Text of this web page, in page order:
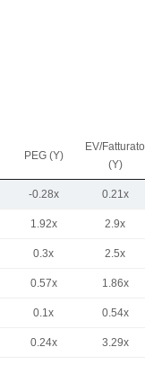
PEG (Y)
EV/Fatturato
(Y)
-0.28x 0.21x
1.92x 2.9x
0.3x 2.5x
0.57x 1.86x
0.1x 0.54x
0.24x 3.29x